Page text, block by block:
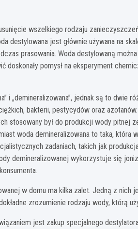
wszelkiego rodzaju
destylowana jest głównie używana na
prasowania. Woda destylowaną
doskonały pomysł na eksperyment
i „demineralizowana”, jednak są to dwie
bakterii, pestycydów oraz
stosowany był do produkcji wody pitnej
woda demineralizowana to taka,
zadaniach, takich jak
demineralizowanej wykorzystuje się
w domu ma kilka zalet. Jedną z nich
zrozumienie rodzaju wody, którą
jest zakup specjalnego